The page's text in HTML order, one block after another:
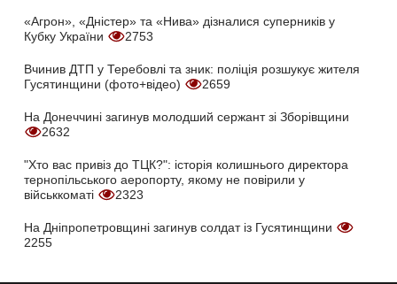
«Агрон», «Дністер» та «Нива» дізналися суперників у
Кубку України
2753
Вчинив ДТП у Теребовлі та зник: поліція розшукує жителя
Гусятинщини (фото+відео)
2659
На Донеччині загинув молодший сержант зі Зборівщини
2632
"Хто вас привіз до ТЦК?": історія колишнього директора
тернопільського аеропорту, якому не повірили у
військкоматі
2323
На Дніпропетровщині загинув солдат із Гусятинщини
2255